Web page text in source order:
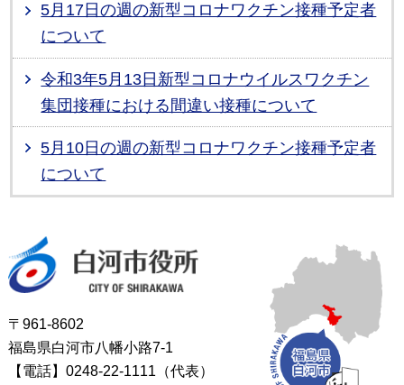
5月17日の週の新型コロナワクチン接種予定者
について
令和3年5月13日新型コロナウイルスワクチン
集団接種における間違い接種について
5月10日の週の新型コロナワクチン接種予定者
について
〒961-8602
福島県白河市八幡小路7-1
【電話】0248-22-1111（代表）